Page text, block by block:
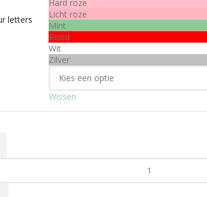
letters
Hard roze
Licht roze
Mint
Rood
Wit
Zilver
Wissen